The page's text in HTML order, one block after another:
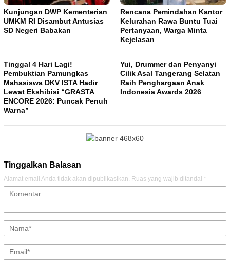
Kunjungan DWP Kementerian
UMKM RI Disambut Antusias
SD Negeri Babakan
Rencana Pemindahan Kantor
Kelurahan Rawa Buntu Tuai
Pertanyaan, Warga Minta
Kejelasan
Tinggal 4 Hari Lagi!
Pembuktian Pamungkas
Mahasiswa DKV ISTA Hadir
Lewat Ekshibisi “GRASTA
ENCORE 2026: Puncak Penuh
Warna”
Yui, Drummer dan Penyanyi
Cilik Asal Tangerang Selatan
Raih Penghargaan Anak
Indonesia Awards 2026
Tinggalkan Balasan
Alamat email Anda tidak akan dipublikasikan. Ruas yang wajib ditandai *